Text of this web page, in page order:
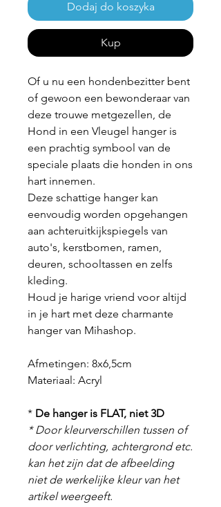
Dodaj do koszyka
Kup
Of u nu een hondenbezitter bent
of gewoon een bewonderaar van
deze trouwe metgezellen, de
Hond in een Vleugel hanger is
een prachtig symbool van de
speciale plaats die honden in ons
hart innemen.
Deze schattige hanger kan
eenvoudig worden opgehangen
aan achteruitkijkspiegels van
auto's, kerstbomen, ramen,
deuren, schooltassen en zelfs
kleding.
Houd je harige vriend voor altijd
in je hart met deze charmante
hanger van Mihashop.
Afmetingen: 8x6,5cm
Materiaal: Acryl
* De hanger is FLAT, niet 3D
* Door kleurverschillen tussen of
door verlichting, achtergrond etc.
kan het zijn dat de afbeelding
niet de werkelijke kleur van het
artikel weergeeft.